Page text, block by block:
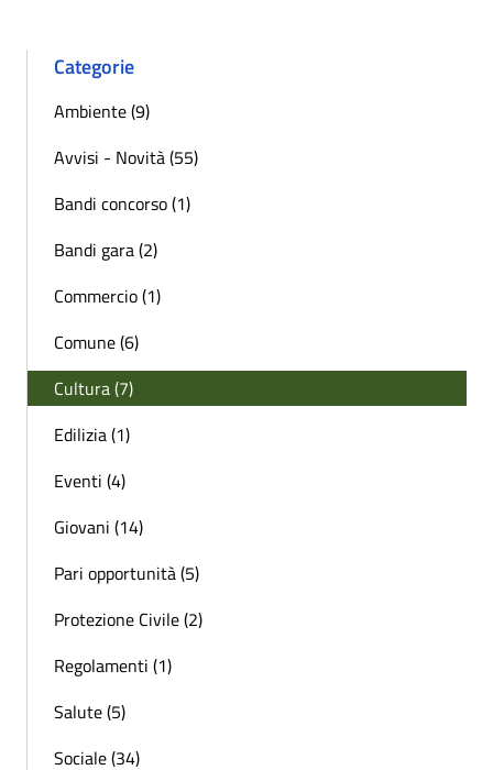
Categorie
Ambiente (9)
Avvisi - Novità (55)
Bandi concorso (1)
Bandi gara (2)
Commercio (1)
Comune (6)
Cultura (7)
Edilizia (1)
Eventi (4)
Giovani (14)
Pari opportunità (5)
Protezione Civile (2)
Regolamenti (1)
Salute (5)
Sociale (34)